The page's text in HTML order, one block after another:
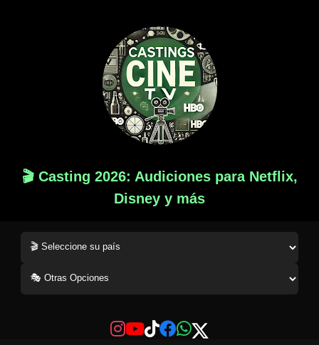
🎬 Casting 2026: Audiciones para Netflix,
Disney y más